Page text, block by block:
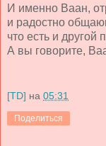
И именно Ваан,
и радостно
что есть и другой
А вы говорите,
[TD] на 05:31
Поделиться